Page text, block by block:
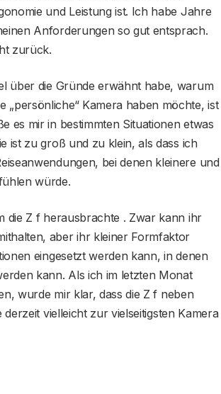
und Leistung ist. Ich habe Jahre
Anforderungen so gut entsprach.
zurück.
über die Gründe erwähnt habe, warum
„persönliche“ Kamera haben möchte, ist
es mir in bestimmten Situationen etwas
ist zu groß und zu klein, als dass ich
bei denen kleinere und
würde.
die Z f herausbrachte . Zwar kann ihr
aber ihr kleiner Formfaktor
eingesetzt werden kann, in denen
kann. Als ich im letzten Monat
wurde mir klar, dass die Z f neben
vielleicht zur vielseitigsten Kamera